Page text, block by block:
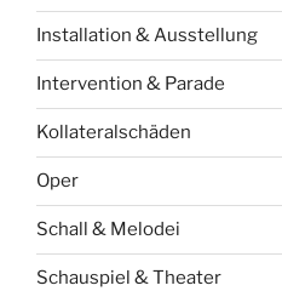
Installation & Ausstellung
Intervention & Parade
Kollateralschäden
Oper
Schall & Melodei
Schauspiel & Theater